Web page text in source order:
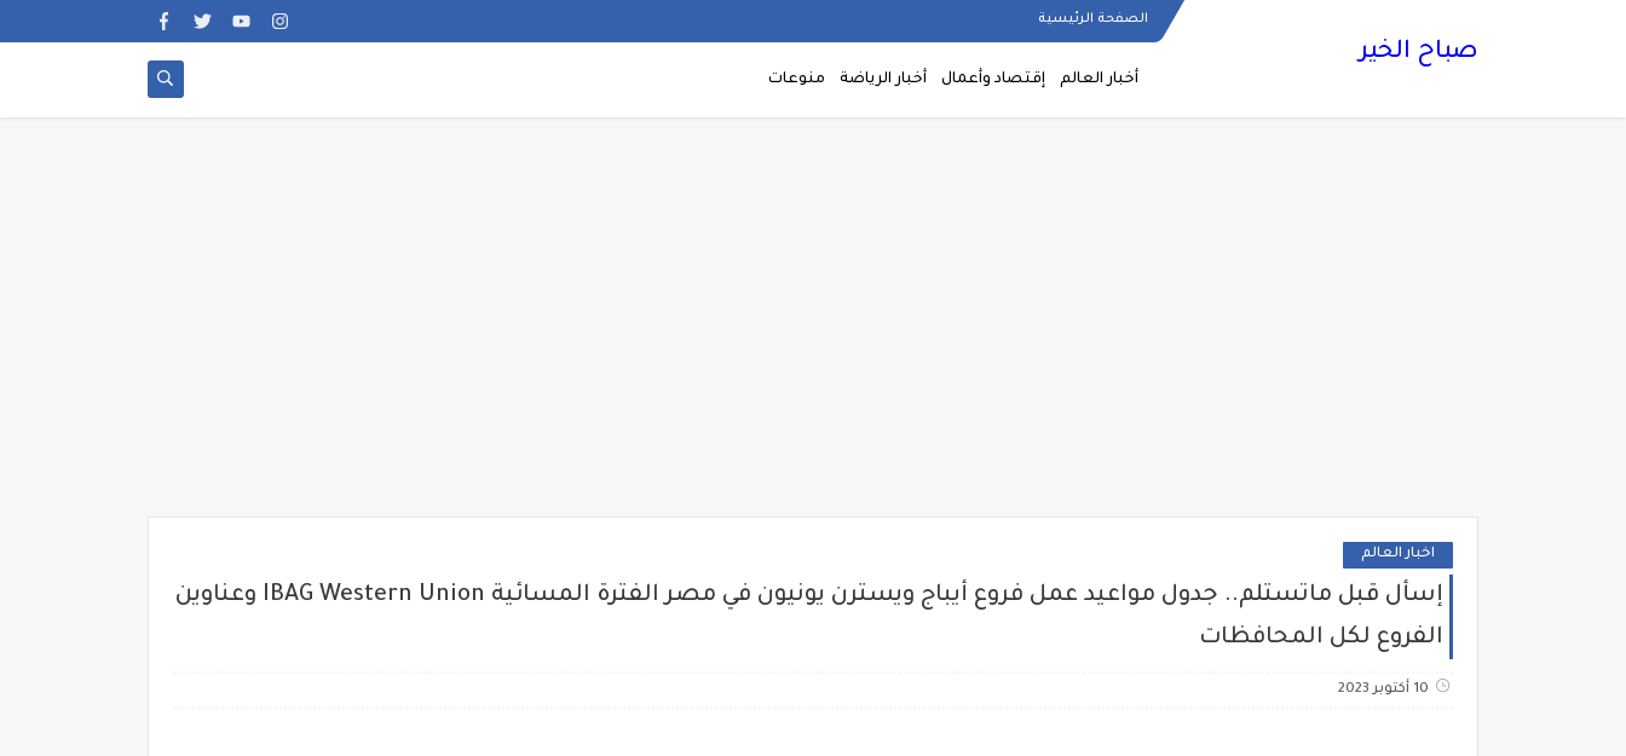
الصفحة الرئيسية
صباح الخير
أخبار العالم إقتصاد وأعمال أخبار الرياضة منوعات
اخبار العالم
إسأل قبل ماتستلم.. جدول مواعيد عمل فروع أيباج ويسترن يونيون في مصر الفترة المسائية IBAG Western Union وعناوين
الفروع لكل المحافظات
10 أكتوبر 2023